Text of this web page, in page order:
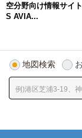
空分野向け情報サイ
S AVIA...
地図検索